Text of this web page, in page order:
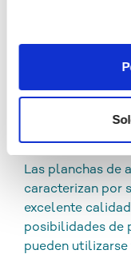
LIMPIEZA Y
PLEXIGLAS® GS
Las planchas de
caracterizan por
excelente
posibilidades de
pueden